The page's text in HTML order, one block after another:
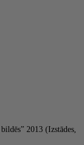
2013 (Izstādes,